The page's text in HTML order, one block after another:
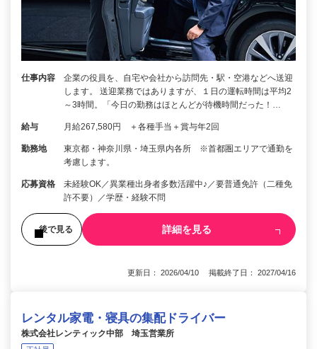
仕事内容
企業の役員を、自宅や会社から訪問先・駅・空港などへ送迎
します。 送迎業務ではありますが、１日の運転時間は平均2
～3時間。「今日の勤務はほとんどが待機時間だった！…
給与 月給267,580円 ＋各種手当＋賞与年2回
勤務地
東京都・神奈川県・埼玉県内各所 ※首都圏エリアで通勤を
考慮します。
応募資格
未経験OK／異業種出身者多数活躍中♪／要普通免許（二種免
許不要）／学歴・経験不問
後で見る 詳細を見る
更新日： 2026/04/10 掲載終了日： 2027/04/16
レンタル家電・寝具の集配ドライバー
株式会社レンティック中部 埼玉営業所